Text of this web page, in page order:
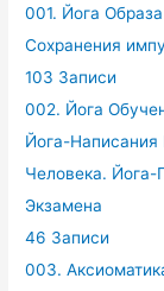
001. Йога
Сохранения
103 Записи
002. Йога
Йога-Написания
Человека. Йога-
Экзамена
46 Записи
003.